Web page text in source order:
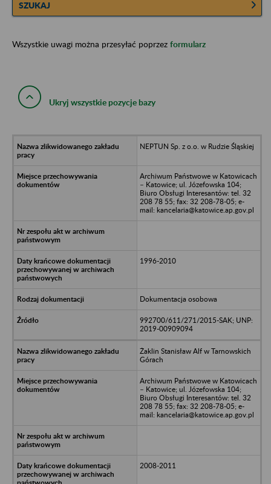
SZUKAJ
Wszystkie uwagi można przesyłać poprzez formularz
Ukryj wszystkie pozycje bazy
NEPTUN Sp. z o.o. w Rudzie Śląskiej
Archiwum Państwowe w Katowicach
– Katowice; ul. Józefowska 104;
Biuro Obsługi Interesantów: tel. 32
208 78 55; fax: 32 208-78-05; e-
mail: kancelaria@katowice.ap.gov.pl
1996-2010
Dokumentacja osobowa
992700/611/271/2015-SAK; UNP:
2019-00909094
Żaklin Stanisław Alf w Tarnowskich
Górach
Archiwum Państwowe w Katowicach
– Katowice; ul. Józefowska 104;
Biuro Obsługi Interesantów: tel. 32
208 78 55; fax: 32 208-78-05; e-
mail: kancelaria@katowice.ap.gov.pl
2008-2011